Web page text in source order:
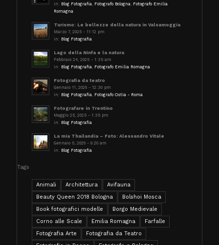
in: Blog Fotografia, Fotografo Bologna, Fotografo Emilia
Romagna
Turismo: Le bellezze della natura in Valsamoggia
Marzo 7, 2025 - 11:12 pm
in: Blog Fotografia
Lago della Ninfa e la natura
Febbraio 24, 2025 - 1:35 am
in: Blog Fotografia, Fotografo Emilia Romagna
Fotografia da teatro
Gennaio 11, 2026 - 12:30 pm
in: Blog Fotografia, Fotografo Ostia - Roma
Fotografare in Trentino
Maggio 25, 2025 - 1:35 pm
in: Blog Fotografia
La mia Thailandia – Foto: Alessandro Vitale
Gennaio 5, 2026 - 9:20 am
in: Blog Fotografia
Tags
Animali Architettura
Avifauna
Beauty Queen 2018 Bologna
Bolshoi Mosca
Book fotografici modelle
Borgo Medievale
Corno alle Scale
Emilia Romagna
Farfalle
Fotografia Arte
Fotografia da Teatro